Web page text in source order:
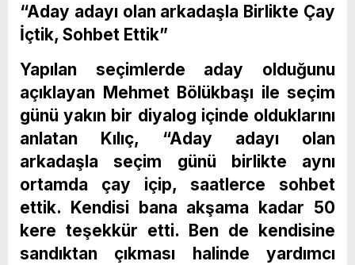
“Aday adayı olan arkadaşla Birlikte Çay
İçtik, Sohbet Ettik”
Yapılan seçimlerde aday olduğunu
açıklayan Mehmet Bölükbaşı ile seçim
günü yakın bir diyalog içinde olduklarını
anlatan Kılıç, “Aday adayı olan
arkadaşla seçim günü birlikte aynı
ortamda çay içip, saatlerce sohbet
ettik. Kendisi bana akşama kadar 50
kere teşekkür etti. Ben de kendisine
sandıktan çıkması halinde yardımcı